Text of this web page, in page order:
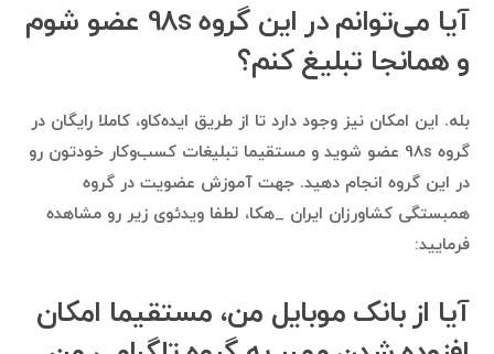
آیا می‌توانم در این گروه 98s عضو شوم
و همانجا تبلیغ کنم؟
بله. این امکان نیز وجود دارد تا از طریق ایده‌کاو، کاملا رایگان در
گروه 98s عضو شوید و مستقیما تبلیغات کسب‌وکار خودتون رو
در این گروه انجام دهید. جهت آموزش عضویت در گروه
همبستگی کشاورزان ایران _هکا، لطفا ویدئوی زیر رو مشاهده
فرمایید:
آیا از بانک موبایل من، مستقیما امکان